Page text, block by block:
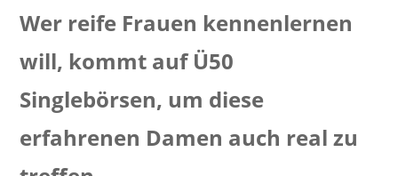
Wer reife Frauen kennenlernen
will, kommt auf Ü50
Singlebörsen, um diese
erfahrenen Damen auch real zu